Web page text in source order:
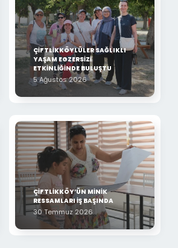
ÇİFTLİKKÖYLÜLER SAĞLIKLI
YAŞAM EGZERSİZİ
ETKİNLİĞİNDE BULUŞTU
5 Ağustos 2026
ÇİFTLİKKÖY’ÜN MİNİK
RESSAMLARI İŞ BAŞINDA
30 Temmuz 2026